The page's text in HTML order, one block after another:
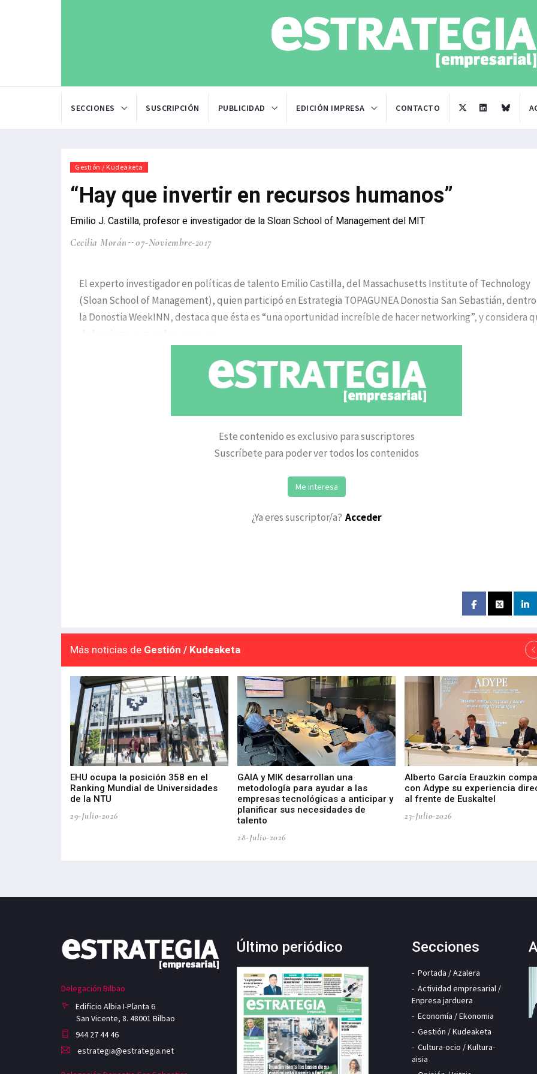
SECCIONES SUSCRIPCIÓN PUBLICIDAD EDICIÓN IMPRESA CONTACTO
Gestión / Kudeaketa
“Hay que invertir en recursos humanos”
Emilio J. Castilla, profesor e investigador de la Sloan School of Management del MIT
Cecilia Morán 07-Noviembre-2017
El experto investigador en políticas de talento Emilio Castilla, del Massachusetts Institute of Technology
(Sloan School of Management), quien participó en Estrategia TOPAGUNEA Donostia San Sebastián,
la Donostia WeekINN, destaca que ésta es “una oportunidad increíble de hacer networking”, y considera
de la misma se pueden sacar con
Este contenido es exclusivo para suscriptores
Suscríbete para poder ver todos los contenidos
Me interesa
¿Ya eres suscriptor/a? Acceder
Más noticias de Gestión / Kudeaketa
EHU ocupa la posición 358 en el
Ranking Mundial de Universidades
de la NTU
29-Julio-2026
GAIA y MIK desarrollan una
metodología para ayudar a las
empresas tecnológicas a anticipar y
planificar sus necesidades de
talento
28-Julio-2026
Alberto García Erauzkin
con Adype su experiencia
al frente de Euskaltel
23-Julio-2026
Delegación Bilbao
Edificio Albia I-Planta 6
San Vicente, 8. 48001 Bilbao
944 27 44 46
estrategia@estrategia.net
Último periódico Secciones
Portada / Azalera
Actividad empresarial /
Enpresa jarduera
Economía / Ekonomia
Gestión / Kudeaketa
Cultura-ocio / Kultura-
aisia